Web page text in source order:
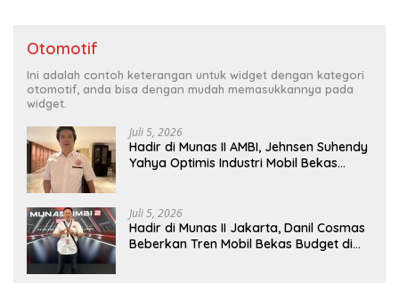
Otomotif
Ini adalah contoh keterangan untuk widget dengan kategori
otomotif, anda bisa dengan mudah memasukkannya pada
widget.
Juli 5, 2026
Hadir di Munas II AMBI, Jehnsen Suhendy
Yahya Optimis Industri Mobil Bekas
Juli 5, 2026
Hadir di Munas II Jakarta, Danil Cosmas
Beberkan Tren Mobil Bekas Budget di